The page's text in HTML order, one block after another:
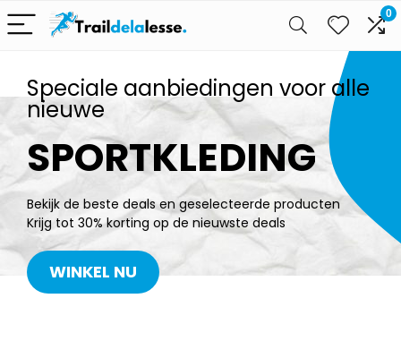
0
Speciale aanbiedingen voor alle
nieuwe
SPORTKLEDING
Bekijk de beste deals en geselecteerde producten
Krijg tot 30% korting op de nieuwste deals
WINKEL NU